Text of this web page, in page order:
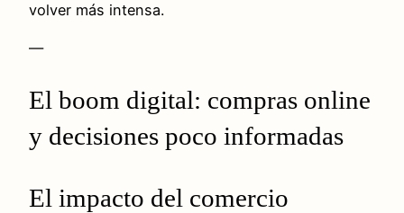
volver más intensa.
—
El boom digital: compras online
y decisiones poco informadas
El impacto del comercio